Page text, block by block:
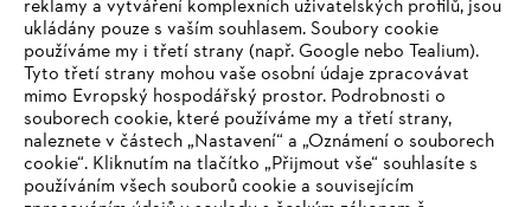
Společnost
STIHL FAQ
reklamy a vytváření komplexních uživatelských profilů, jsou
ukládány pouze s vaším souhlasem. Soubory cookie
používáme my i třetí strany (např. Google nebo Tealium).
Tyto třetí strany mohou vaše osobní údaje zpracovávat
mimo Evropský hospodářský prostor. Podrobnosti o
souborech cookie, které používáme my a třetí strany,
naleznete v částech „Nastavení“ a „Oznámení o souborech
cookie“. Kliknutím na tlačítko „Přijmout vše“ souhlasíte s
používáním všech souborů cookie a souvisejícím